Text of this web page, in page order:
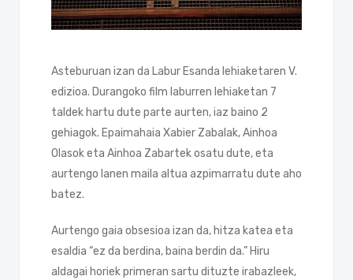
Asteburuan izan da Labur Esanda lehiaketaren V.
edizioa. Durangoko film laburren lehiaketan 7
taldek hartu dute parte aurten, iaz baino 2
gehiagok. Epaimahaia Xabier Zabalak, Ainhoa
Olasok eta Ainhoa Zabartek osatu dute, eta
aurtengo lanen maila altua azpimarratu dute aho
batez.
Aurtengo gaia obsesioa izan da, hitza katea eta
esaldia “ez da berdina, baina berdin da.” Hiru
aldagai horiek primeran sartu dituzte irabazleek,